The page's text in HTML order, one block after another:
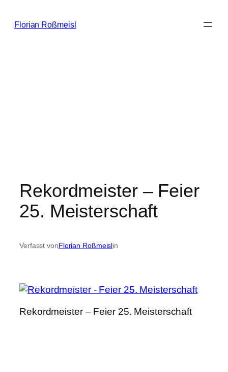
Inhalt
Florian Roßmeisl
Rekordmeister – Feier
25. Meisterschaft
Verfasst vonFlorian Roßmeislin
Rekordmeister – Feier 25. Meisterschaft